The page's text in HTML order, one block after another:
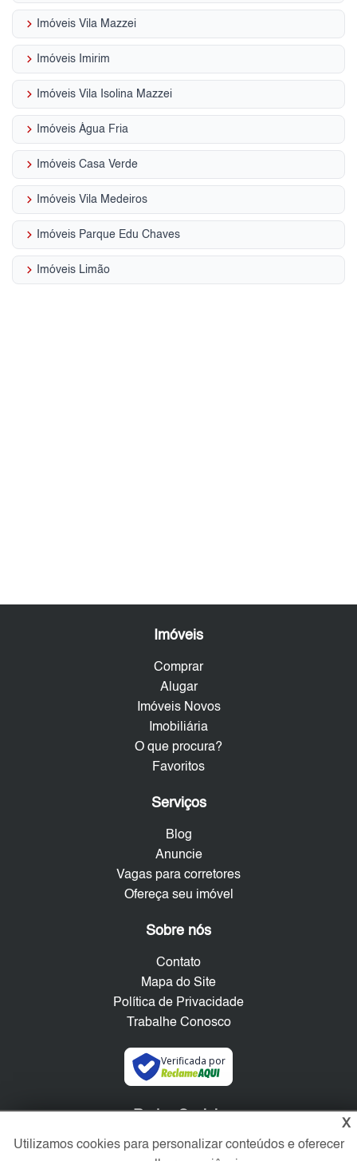
keyboard_arrow_right Imóveis Vila Mazzei
keyboard_arrow_right Imóveis Imirim
keyboard_arrow_right Imóveis Vila Isolina Mazzei
keyboard_arrow_right Imóveis Água Fria
keyboard_arrow_right Imóveis Casa Verde
keyboard_arrow_right Imóveis Vila Medeiros
keyboard_arrow_right Imóveis Parque Edu Chaves
keyboard_arrow_right Imóveis Limão
Imóveis
Comprar
Alugar
Imóveis Novos
Imobiliária
O que procura?
Favoritos
Serviços
Blog
Anuncie
Vagas para corretores
Ofereça seu imóvel
Sobre nós
Contato
Mapa do Site
Política de Privacidade
Trabalhe Conosco
Verificada por
Redes Sociais
X
Utilizamos cookies para personalizar conteúdos e oferecer